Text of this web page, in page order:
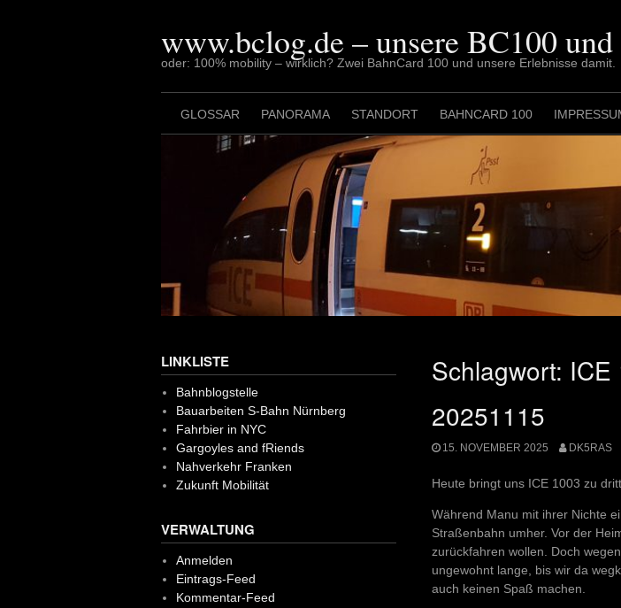
www.bclog.de – unsere BC100
oder: 100% mobility – wirklich? Zwei BahnCard 100 und unsere Erlebnisse damit.
GLOSSAR PANORAMA STANDORT BAHNCARD 100
Schlagwort: ICE
20251115
15. NOVEMBER 2025 DK5RAS
Heute bringt uns ICE 1003 zu
Während Manu mit ihrer Nichte
Straßenbahn umher. Vor der
zurückfahren wollen. Doch
ungewohnt lange, bis wir da
auch keinen Spaß machen.
LINKLISTE
Bahnblogstelle
Bauarbeiten S-Bahn Nürnberg
Fahrbier in NYC
Gargoyles and fRiends
Nahverkehr Franken
Zukunft Mobilität
VERWALTUNG
Anmelden
Eintrags-Feed
Kommentar-Feed